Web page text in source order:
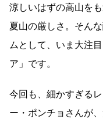
涼しいはずの高山を
夏山の厳しさ。そん
ムとして、いま大注
ア」です。
今回も、細かすぎる
ー・ポンチョさんが